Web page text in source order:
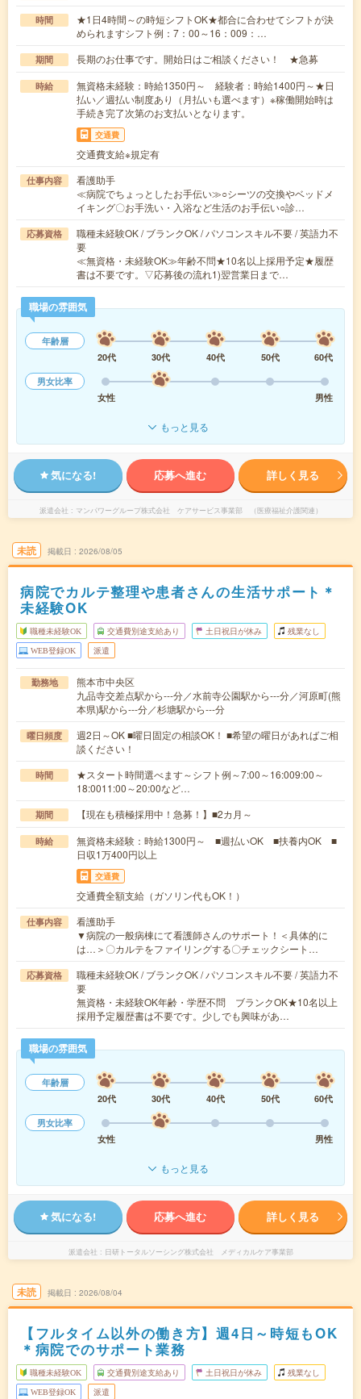
時間
★1日4時間～の時短シフトOK★都合に合わせてシフトが決
められますシフト例：7：00～16：009：…
期間 長期のお仕事です。開始日はご相談ください！ ★急募
時給
無資格未経験：時給1350円～ 経験者：時給1400円～★日
払い／週払い制度あり（月払いも選べます）※稼働開始時は
手続き完了次第のお支払いとなります。
交通費
交通費支給※規定有
仕事内容
看護助手
≪病院でちょっとしたお手伝い≫○シーツの交換やベッドメ
イキング〇お手洗い・入浴など生活のお手伝い○診…
応募資格
職種未経験OK / ブランクOK / パソコンスキル不要 / 英語力不
要
≪無資格・未経験OK≫年齢不問★10名以上採用予定★履歴
書は不要です。▽応募後の流れ1)翌営業日まで…
職場の雰囲気
年齢層
20代
30代 40代 50代
60代
男女比率
女性
男性
もっと見る
気になる! 応募へ進む 詳しく見る
派遣会社 マンパワーグループ株式会社 ケアサービス事業部 （医療福祉介護関連）
未読 掲載日 2026/08/05
病院でカルテ整理や患者さんの生活サポート＊
未経験OK
職種未経験OK 交通費別途支給あり 土日祝日が休み 残業なし
WEB登録OK 派遣
勤務地
熊本市中央区
九品寺交差点駅から---分／水前寺公園駅から---分／河原町(熊
本県)駅から---分／杉塘駅から---分
曜日頻度
週2日～OK ■曜日固定の相談OK！ ■希望の曜日があればご相
談ください！
時間
★スタート時間選べます～シフト例～7:00～16:009:00～
18:0011:00～20:00など…
期間 【現在も積極採用中！急募！】■2カ月～
時給
無資格未経験：時給1300円～ ■週払いOK ■扶養内OK ■
日収1万400円以上
交通費
交通費全額支給（ガソリン代もOK！）
仕事内容
看護助手
▼病院の一般病棟にて看護師さんのサポート！＜具体的に
は…＞〇カルテをファイリングする〇チェックシート…
応募資格
職種未経験OK / ブランクOK / パソコンスキル不要 / 英語力不
要
無資格・未経験OK年齢・学歴不問 ブランクOK★10名以上
採用予定履歴書は不要です。少しでも興味があ…
職場の雰囲気
年齢層
20代
30代 40代 50代
60代
男女比率
女性
男性
もっと見る
気になる! 応募へ進む 詳しく見る
派遣会社 日研トータルソーシング株式会社 メディカルケア事業部
未読 掲載日 2026/08/04
【フルタイム以外の働き方】週4日～時短もOK
＊病院でのサポート業務
職種未経験OK 交通費別途支給あり 土日祝日が休み 残業なし
WEB登録OK 派遣